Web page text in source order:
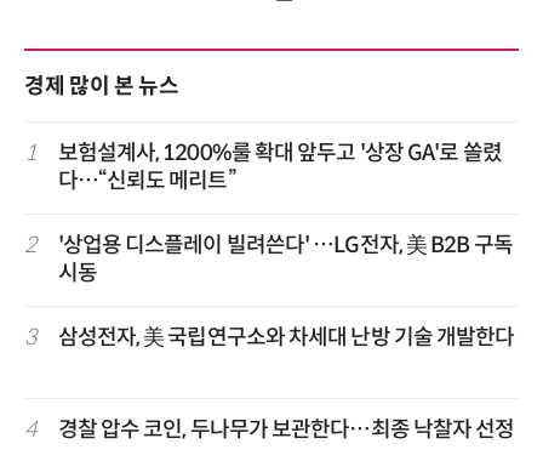
경제 많이 본 뉴스
1
보험설계사, 1200%룰 확대 앞두고 '상장 GA'로 쏠렸
다…“신뢰도 메리트”
2
'상업용 디스플레이 빌려쓴다' …LG전자, 美 B2B 구독
시동
3 삼성전자, 美 국립연구소와 차세대 난방 기술 개발한다
4 경찰 압수 코인, 두나무가 보관한다…최종 낙찰자 선정